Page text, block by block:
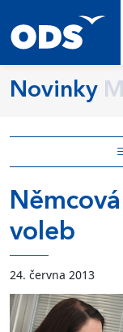
Novinky
voleb
24. června 2013